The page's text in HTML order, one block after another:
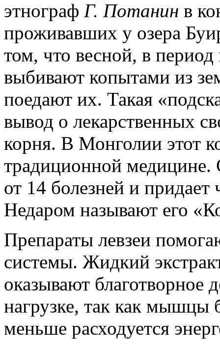
этнограф Г. Потанин в
проживавших у озера
том, что весной, в
выбивают копытами из
поедают их. Такая
вывод о лекарственных
корня. В Монголии этот
традиционной медицине.
от 14 болезней и придает
Недаром называют его
Препараты левзеи
системы. Жидкий
оказывают благотворное
нагрузке, так как мышцы
меньше расходуется